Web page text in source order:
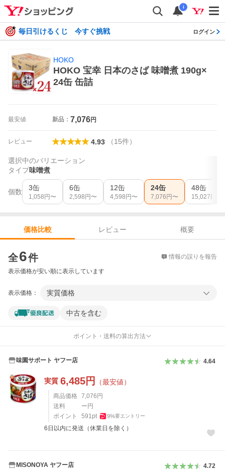
i
毎日引けるくじ 今すぐ挑戦 ログイン
HOKO
HOKO 宝幸 日本のさば 味噌煮 190g×
24缶 缶詰
最安値 新品： 7,076円
レビュー 4.93 （15件）
選択中のバリエーション
タイプ味噌煮
個数 3缶
1,058 円〜
6缶
2,598 円〜
12缶
4,598 円〜
24缶
7,076 円〜
48缶
15,027 円〜
価格比較 レビュー
概要
全6件 情報の誤りを報告
表示価格が安い順に表示しています
表示価格： 実質価格
中古を含む
ポイント・送料の算出方法
味園サポート ヤフー店 4.64
実質 6,485円 （最安値）
商品価格 7,076 円
送料
ー円
ポイント
591pt 9%要エントリー
6日以内に発送（休業日を除く）
MISONOYA ヤフー店 4.72